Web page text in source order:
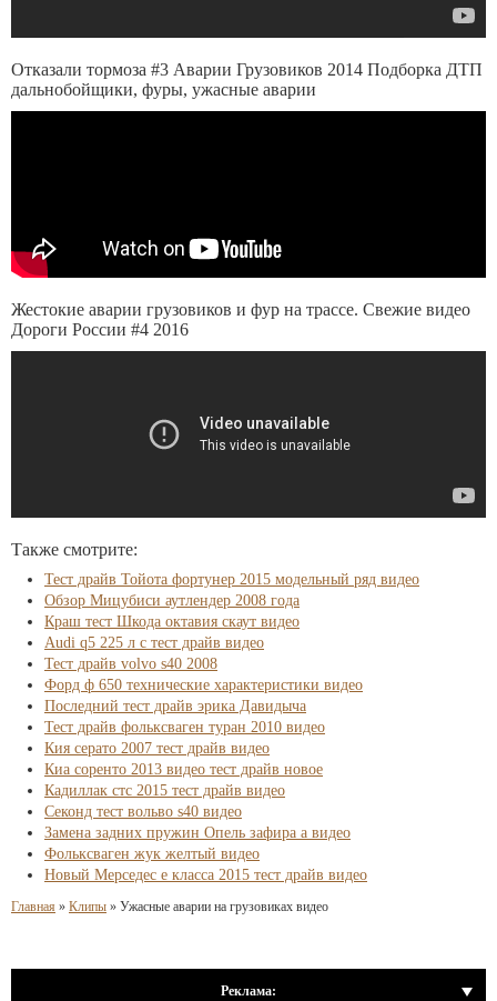
Отказали тормоза #3 Аварии Грузовиков 2014 Подборка ДТП
дальнобойщики, фуры, ужасные аварии
Жестокие аварии грузовиков и фур на трассе. Свежие видео
Дороги России #4 2016
Также смотрите:
Тест драйв Тойота фортунер 2015 модельный ряд видео
Обзор Мицубиси аутлендер 2008 года
Краш тест Шкода октавия скаут видео
Audi q5 225 л с тест драйв видео
Тест драйв volvo s40 2008
Форд ф 650 технические характеристики видео
Последний тест драйв эрика Давидыча
Тест драйв фольксваген туран 2010 видео
Кия серато 2007 тест драйв видео
Киа соренто 2013 видео тест драйв новое
Кадиллак стс 2015 тест драйв видео
Секонд тест вольво s40 видео
Замена задних пружин Опель зафира а видео
Фольксваген жук желтый видео
Новый Мерседес е класса 2015 тест драйв видео
Главная » Клипы » Ужасные аварии на грузовиках видео
Реклама: